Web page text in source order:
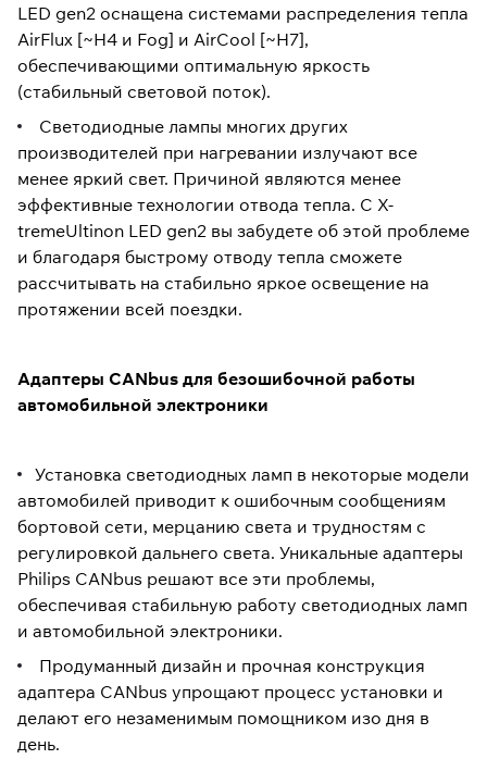
LED gen2 оснащена системами распределения тепла
AirFlux [~H4 и Fog] и AirCool [~H7],
обеспечивающими оптимальную яркость
(стабильный световой поток).
Светодиодные лампы многих других
производителей при нагревании излучают все
менее яркий свет. Причиной являются менее
эффективные технологии отвода тепла. С X-
tremeUltinon LED gen2 вы забудете об этой проблеме
и благодаря быстрому отводу тепла сможете
рассчитывать на стабильно яркое освещение на
протяжении всей поездки.
Адаптеры CANbus для безошибочной работы
автомобильной электроники
Установка светодиодных ламп в некоторые модели
автомобилей приводит к ошибочным сообщениям
бортовой сети, мерцанию света и трудностям с
регулировкой дальнего света. Уникальные адаптеры
Philips CANbus решают все эти проблемы,
обеспечивая стабильную работу светодиодных ламп
и автомобильной электроники.
Продуманный дизайн и прочная конструкция
адаптера CANbus упрощают процесс установки и
делают его незаменимым помощником изо дня в
день.